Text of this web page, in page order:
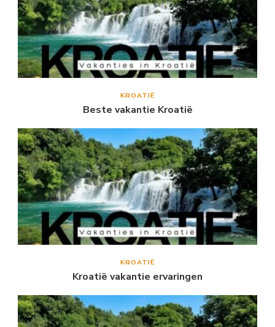
KROATIË
Beste vakantie Kroatië
KROATIË
Kroatië vakantie ervaringen